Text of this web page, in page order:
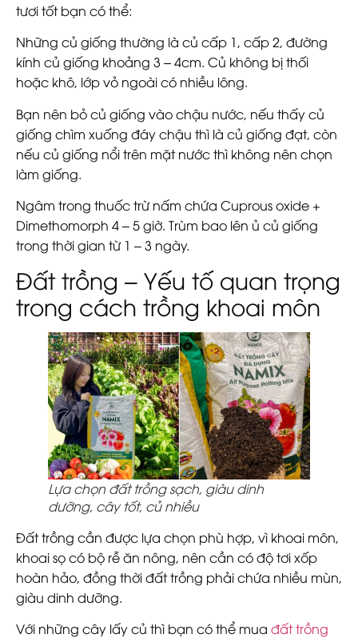
tươi tốt bạn có thể:
Những củ giống thường là củ cấp 1, cấp 2, đường
kính củ giống khoảng 3 – 4cm. Củ không bị thối
hoặc khô, lớp vỏ ngoài có nhiều lông.
Bạn nên bỏ củ giống vào chậu nước, nếu thấy củ
giống chìm xuống đáy chậu thì là củ giống đạt, còn
nếu củ giống nổi trên mặt nước thì không nên chọn
làm giống.
Ngâm trong thuốc trừ nấm chứa Cuprous oxide +
Dimethomorph 4 – 5 giờ. Trùm bao lên ủ củ giống
trong thời gian từ 1 – 3 ngày.
Đất trồng – Yếu tố quan trọng
trong cách trồng khoai môn
Lựa chọn đất trồng sạch, giàu dinh
dưỡng, cây tốt, củ nhiều
Đất trồng cần được lựa chọn phù hợp, vì khoai môn,
khoai sọ có bộ rễ ăn nông, nên cần có độ tơi xốp
hoàn hảo, đồng thời đất trồng phải chứa nhiều mùn,
giàu dinh dưỡng.
Với những cây lấy củ thì bạn có thể mua đất trồng